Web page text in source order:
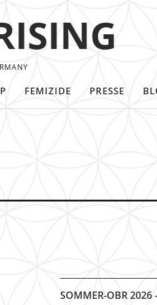
FEMIZIDE PRESSE
SOMMER-OBR 2026